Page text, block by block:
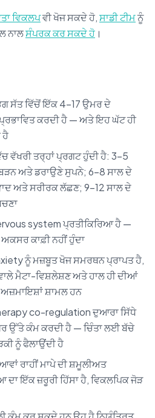
ਵਿਕਲਪਵੀ ਖੋਜ ਸਕਦੇ ਹੋ,ਸਾਡੀ ਟੀਮਨੂੰ
ਨਾਲਸੰਪਰਕ ਕਰ ਸਕਦੇ ਹੋ ।
ਸੱਤ ਵਿੱਚੋਂ ਇੱਕ 4–17 ਉਮਰ ਦੇ
ਕਰਦੀ ਹੈ — ਅਤੇ ਇਹ ਘੱਟ ਹੀ
ਹੈ
ਵੱਖਰੀ ਤਰ੍ਹਾਂ ਪ੍ਰਗਟ ਹੁੰਦੀ ਹੈ: 3–5
ਅਤੇ ਡਰਾਉਣੇ ਸੁਪਨੇ; 6–8 ਸਾਲ ਦੇ
ਅਤੇ ਸਰੀਰਕ ਲੱਛਣ; 9–12 ਸਾਲ ਦੇ
system ਪ੍ਰਤੀਕਿਰਿਆ ਹੈ —
ਕਾਫ਼ੀ ਨਹੀਂ ਹੁੰਦਾ
ਨੂੰ ਮਜ਼ਬੂਤ ਖੋਜ ਸਮਰਥਨ ਪ੍ਰਾਪਤ ਹੈ,
ਮੈਟਾ-ਵਿਸ਼ਲੇਸ਼ਣ ਅਤੇ ਹਾਲ ਹੀ ਦੀਆਂ
ਸ਼ਾਮਲ ਹਨ
co-regulation ਦੁਆਰਾ ਸਿੱਧੇ
ਉੱਤੇ ਕੰਮ ਕਰਦੀ ਹੈ — ਚਿੰਤਾ ਲਈ ਬੱਚੇ
ਨੂੰ ਫੈਲਾਉਂਦੀ ਹੈ
ਰਾਹੀਂ ਮਾਪੇ ਦੀ ਸ਼ਮੂਲੀਅਤ
ਦਾ ਇੱਕ ਜ਼ਰੂਰੀ ਹਿੱਸਾ ਹੈ, ਵਿਕਲਪਿਕ ਜੋੜ